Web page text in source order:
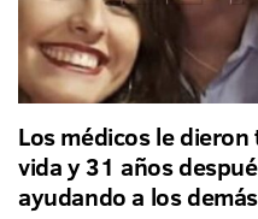
Los médicos le dieron
vida y 31 años
ayudando a los demás